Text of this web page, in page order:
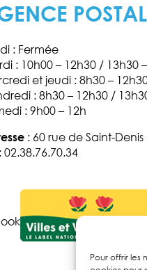
Pour offrir les
: Fermée
: 10h00 – 12h30 / 13h30
et jeudi : 8h30 –
: 8h30 – 12h30 /
: 9h00 – 12h
: 60 rue de Saint-
02.38.76.70.34